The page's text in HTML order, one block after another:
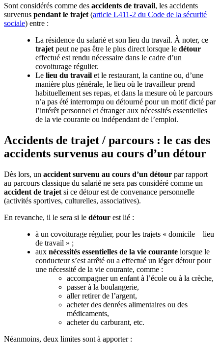
Sont considérés comme des accidents de travail, les accidents
survenus pendant le trajet (article L411-2 du Code de la sécurité
sociale) entre :
La résidence du salarié et son lieu du travail. À noter, ce
trajet peut ne pas être le plus direct lorsque le détour
effectué est rendu nécessaire dans le cadre d’un
covoiturage régulier.
Le lieu du travail et le restaurant, la cantine ou, d’une
manière plus générale, le lieu où le travailleur prend
habituellement ses repas, et dans la mesure où le parcours
n’a pas été interrompu ou détourné pour un motif dicté par
l’intérêt personnel et étranger aux nécessités essentielles
de la vie courante ou indépendant de l’emploi.
Accidents de trajet / parcours : le cas des
accidents survenus au cours d’un détour
Dès lors, un accident survenu au cours d’un détour par rapport
au parcours classique du salarié ne sera pas considéré comme un
accident de trajet si ce détour est de convenance personnelle
(activités sportives, culturelles, associatives).
En revanche, il le sera si le détour est lié :
à un covoiturage régulier, pour les trajets « domicile – lieu
de travail » ;
aux nécessités essentielles de la vie courante lorsque le
conducteur s’est arrêté ou a effectué un léger détour pour
une nécessité de la vie courante, comme :
accompagner un enfant à l’école ou à la crèche,
passer à la boulangerie,
aller retirer de l’argent,
acheter des denrées alimentaires ou des
médicaments,
acheter du carburant, etc.
Néanmoins, deux limites sont à apporter :